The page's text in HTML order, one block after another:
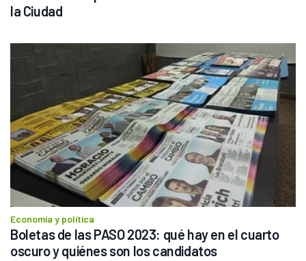
la Ciudad
Economía y política
Boletas de las PASO 2023: qué hay en el cuarto
oscuro y quiénes son los candidatos